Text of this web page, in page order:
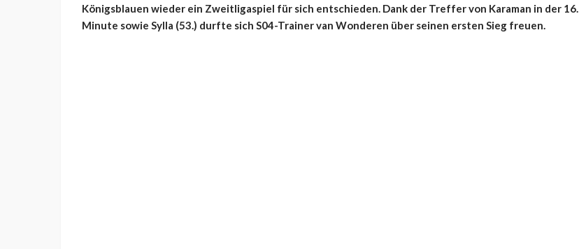
Königsblauen wieder ein Zweitligaspiel für sich entschieden. Dank der Treffer von Karaman in der 16.
Minute sowie Sylla (53.) durfte sich S04-Trainer van Wonderen über seinen ersten Sieg freuen.